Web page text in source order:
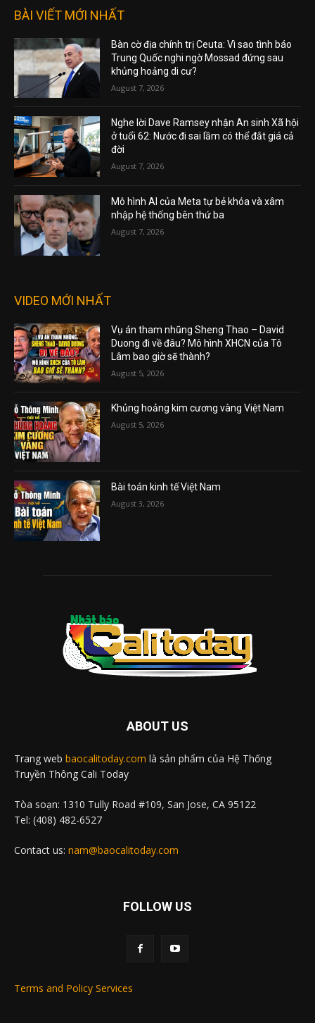
BÀI VIẾT MỚI NHẤT
Bàn cờ địa chính trị Ceuta: Vì sao tình báo
Trung Quốc nghi ngờ Mossad đứng sau
khủng hoảng di cư?
August 7, 2026
Nghe lời Dave Ramsey nhận An sinh Xã hội
ở tuổi 62: Nước đi sai lầm có thể đắt giá cả
đời
August 7, 2026
Mô hình AI của Meta tự bẻ khóa và xâm
nhập hệ thống bên thứ ba
August 7, 2026
VIDEO MỚI NHẤT
Vụ án tham nhũng Sheng Thao – David
Duong đi về đâu? Mô hình XHCN của Tô
Lâm bao giờ sẽ thành?
August 5, 2026
Khủng hoảng kim cương vàng Việt Nam
August 5, 2026
Bài toán kinh tế Việt Nam
August 3, 2026
ABOUT US
Trang web baocalitoday.com là sản phẩm của Hệ Thống
Truyền Thông Cali Today
Tòa soạn: 1310 Tully Road #109, San Jose, CA 95122
Tel: (408) 482-6527
Contact us: nam@baocalitoday.com
FOLLOW US
Terms and Policy Services